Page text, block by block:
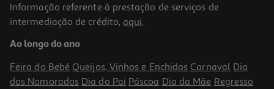
Capa Cellularline Clear Protect Para Iphone 17 Transparente
19.99 €/un
19,99 €
Informação referente à prestação de serviços de
intermediação de crédito, aqui.
Ao longo do ano
Feira do Bebé Queijos, Vinhos e Enchidos Carnaval Dia
dos Namorados Dia do Pai Páscoa Dia da Mãe Regresso